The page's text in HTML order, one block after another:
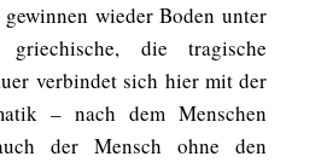
wieder Boden unter
die tragische
verbindet sich hier mit der
– nach dem Menschen
der Mensch ohne den